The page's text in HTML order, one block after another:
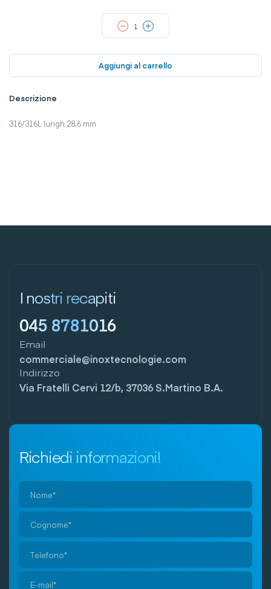
Aggiungi al carrello
Descrizione
316/316L lungh.28,6 mm
I nostri recapiti
045 8781016
Email
commerciale@inoxtecnologie.com
Indirizzo
Via Fratelli Cervi 12/b, 37036 S.Martino B.A.
Richiedi informazioni!